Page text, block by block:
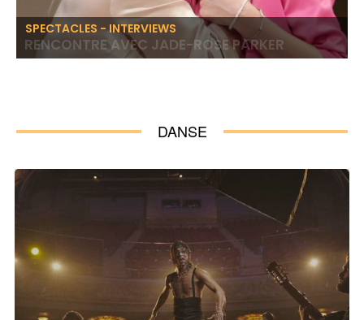
RENCONTRE AVEC JADE-ROSE PARKER
SPECTACLES - INTERVIEWS
DANSE